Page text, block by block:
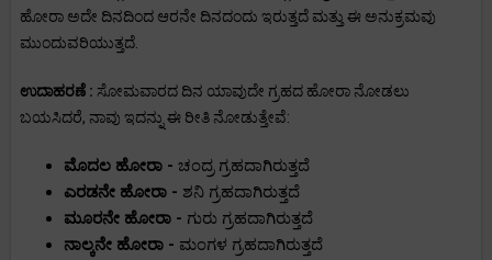
ಹೋರಾ ಅದೇ ದಿನದಿಂದ ಆರನೇ ದಿನದಂದು ಇರುತ್ತದೆ ಮತ್ತು ಈ ಅನುಕ್ರಮವು
ಮುಂದುವರಿಯುತ್ತದೆ.
ಉದಾಹರಣೆ : ಸೋಮವಾರದ ದಿನ ಯಾವುದೇ ಗ್ರಹದ ಹೋರಾ ನೋಡಲು
ಬಯಸಿದರೆ, ನಾವು ಇದನ್ನು ಈ ರೀತಿ ನೋಡುತ್ತೇವೆ:
ಮೊದಲ ಹೋರಾ - ಚಂದ್ರ ಗ್ರಹದಾಗಿರುತ್ತದೆ
ಎರಡನೇ ಹೋರಾ - ಶನಿ ಗ್ರಹದಾಗಿರುತ್ತದೆ
ಮೂರನೇ ಹೋರಾ - ಗುರು ಗ್ರಹದಾಗಿರುತ್ತದೆ
ನಾಲ್ಕನೇ ಹೋರಾ - ಮಂಗಳ ಗ್ರಹದಾಗಿರುತ್ತದೆ